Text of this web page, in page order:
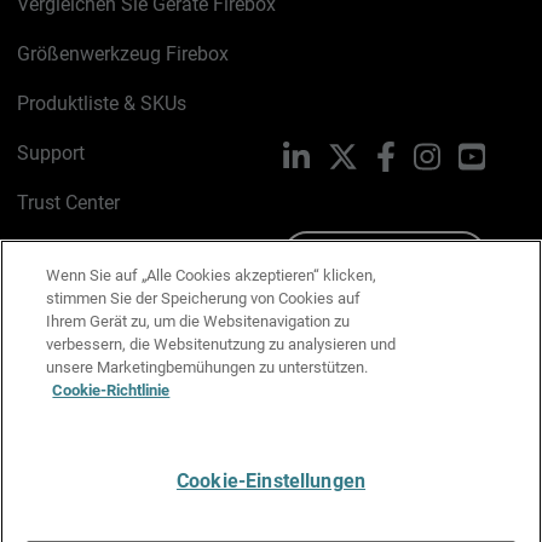
Größenwerkzeug Firebox
Produktliste & SKUs
Support
Trust Center
Cookie-Richtlinie
Datenschutzrichtlinie
Media & Brand Kit
LinkedIn FacebookInstagram
Wenn Sie auf „Alle Cookies akzeptieren“ klicken,
stimmen Sie der Speicherung von Cookies auf
Ihrem Gerät zu, um die Websitenavigation zu
verbessern, die Websitenutzung zu analysieren und
unsere Marketingbemühungen zu unterstützen.
Cookie-Richtlinie
Cookie-Einstellungen